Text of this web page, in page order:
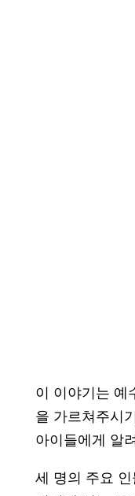
이 이야기는 예
을 가르쳐주시
아이들에게 알
세 명의 주요 인